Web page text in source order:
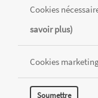
Cookies
savoir plus)
Cookies
Soumettre
chaque magasin,